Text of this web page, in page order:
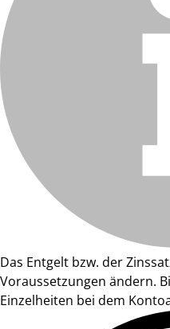
Das Entgelt bzw. der
Voraussetzungen ändern.
Einzelheiten bei dem